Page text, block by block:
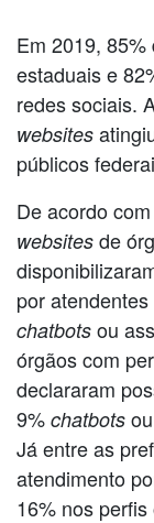
Em 2019,
estaduais e
redes sociais.
websites
públicos
De acordo
websites de
por atendentes
chatbots ou
órgãos com
declararam
9% chatbots
Já entre as
atendimento
16% nos